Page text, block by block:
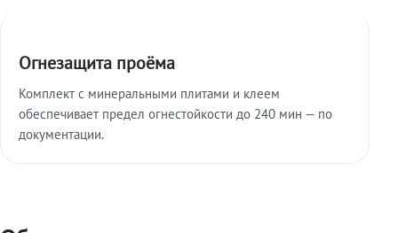
Огнезащита проёма
Комплект с минеральными плитами и клеем
обеспечивает предел огнестойкости до 240 мин — по
документации.